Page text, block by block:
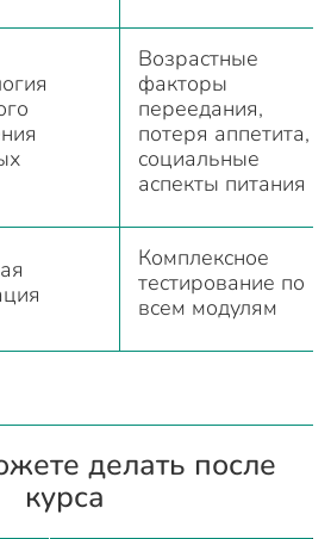
Возрастные
факторы
переедания,
потеря аппетита,
социальные
аспекты питания
Комплексное
тестирование по
всем модулям
делать после
курса